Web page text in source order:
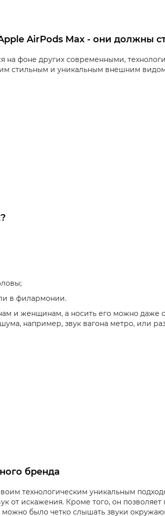
AirPods Max - они должны
фоне других современными,
стильным и уникальным внешним
в филармонии.
и женщинам, а носить его можно даже
например, звук вагона метро, или
бренда
технологическим уникальным
от искажения. Кроме того, он
было четко слышать звуки